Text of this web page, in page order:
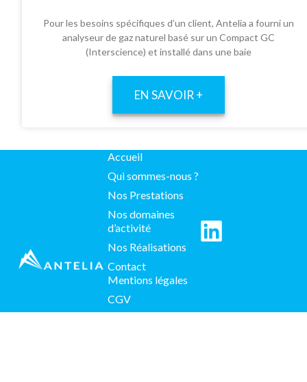
Pour les besoins spécifiques d’un client, Antelia a fourni un
analyseur de gaz naturel basé sur un Compact GC
(Interscience) et installé dans une baie
EN SAVOIR +
Accueil
Qui sommes-nous ?
Nos Prestations
Nos domaines
d’activité
Nos Réalisations
Contact
Mentions légales
CGV